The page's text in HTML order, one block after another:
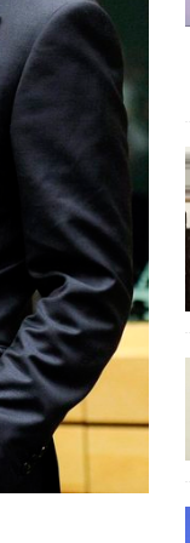
έγινε
αναμέτρηση